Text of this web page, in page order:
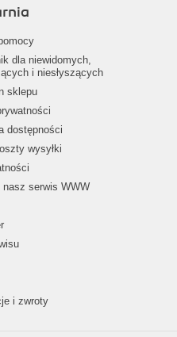
dla niewidomych,
i niesłyszących
sklepu
dostępności
wysyłki
nasz serwis WWW
i zwroty